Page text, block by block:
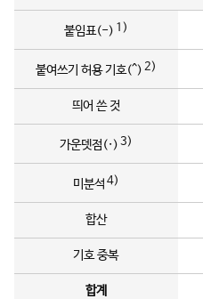
붙임표(-) 1)
붙여쓰기 허용 기호(^) 2)
띄어 쓴 것
가운뎃점(·) 3)
미분석 4)
합산
기호 중복
합계